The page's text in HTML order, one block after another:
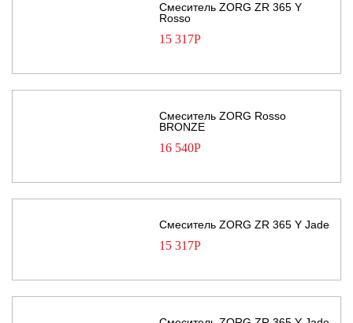
Смеситель ZORG ZR 365 Y
Rosso
15 317Р
Смеситель ZORG Rosso
BRONZE
16 540Р
Смеситель ZORG ZR 365 Y Jade
15 317Р